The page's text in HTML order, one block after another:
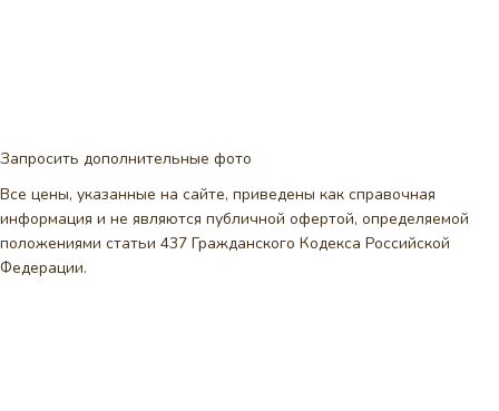
Запросить дополнительные фото
Все цены, указанные на сайте, приведены как справочная
информация и не являются публичной офертой, определяемой
положениями статьи 437 Гражданского Кодекса Российской
Федерации.